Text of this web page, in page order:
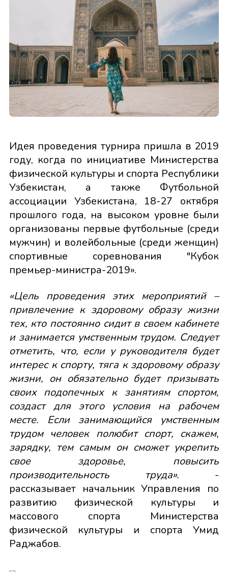
Идея проведения турнира пришла в 2019
году, когда по инициативе Министерства
физической культуры и спорта Республики
Узбекистан, а также Футбольной
ассоциации Узбекистана, 18-27 октября
прошлого года, на высоком уровне были
организованы первые футбольные (среди
мужчин) и волейбольные (среди женщин)
спортивные соревнования "Кубок
премьер-министра-2019».
«Цель проведения этих мероприятий –
привлечение к здоровому образу жизни
тех, кто постоянно сидит в своем кабинете
и занимается умственным трудом. Следует
отметить, что, если у руководителя будет
интерес к спорту, тяга к здоровому образу
жизни, он обязательно будет призывать
своих подопечных к занятиям спортом,
создаст для этого условия на рабочем
месте. Если занимающийся умственным
трудом человек полюбит спорт, скажем,
зарядку, тем самым он сможет укрепить
свое здоровье, повысить
производительность труда». -
рассказывает начальник Управления по
развитию физической культуры и
массового спорта Министерства
физической культуры и спорта Умид
Раджабов.